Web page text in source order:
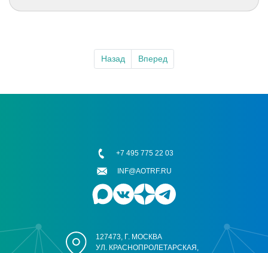
Назад Вперед
127473, Г. МОСКВА
УЛ. КРАСНОПРОЛЕТАРСКАЯ,
+7 495 775 22 03
INF@AOTRF.RU